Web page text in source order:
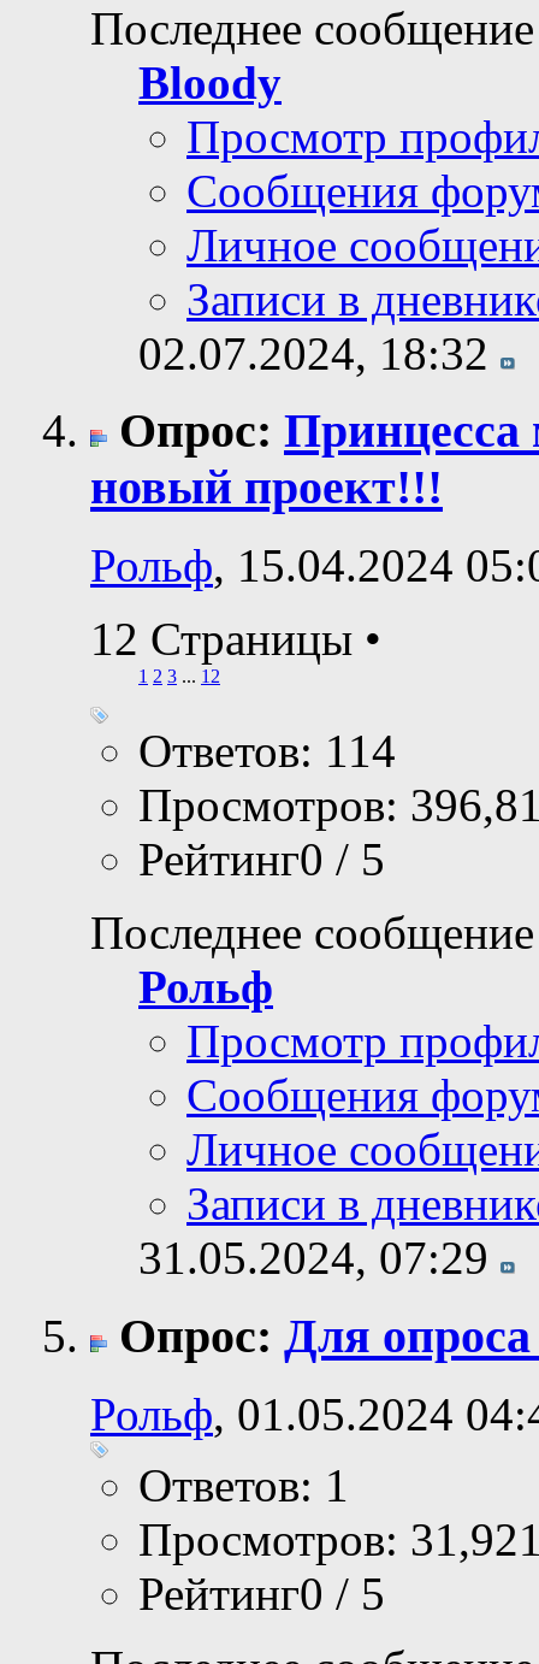
Последнее
Bloody
Просмотр
Сообщения
Личное
Записи в
02.07.2024, 18:32
Опрос: Принцесса
новый проект!!!
Рольф, 15.04.2024
12 Страницы •
1 2 3 ... 12
Ответов: 114
Просмотров:
Рейтинг0 / 5
Последнее
Рольф
Просмотр
Сообщения
Личное
Записи в
31.05.2024, 07:29
Опрос: Для
Рольф, 01.05.2024
Ответов: 1
Просмотров:
Рейтинг0 / 5